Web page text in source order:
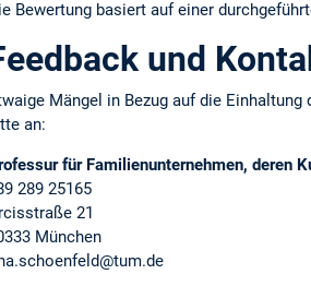
Bewertung basiert auf einer
und
Mängel in Bezug auf die
an:
für Familienunternehmen, deren
289 25165
21
München